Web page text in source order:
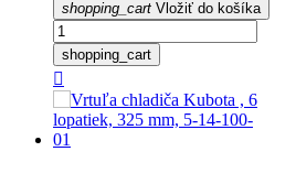
shopping_cart Vložiť do košíka
shopping_cart
